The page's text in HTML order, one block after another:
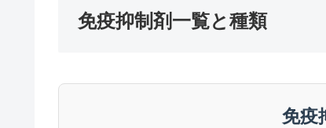
免疫抑制剤一覧と種類
免疫